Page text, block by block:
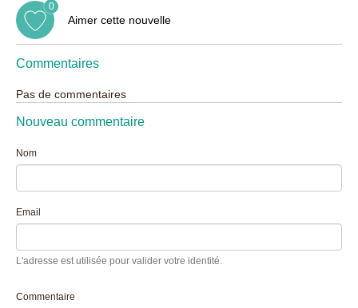
Aimer cette nouvelle
0
Commentaires
Pas de commentaires
Nouveau commentaire
Nom
Email
L'adresse est utilisée pour valider votre identité.
Commentaire